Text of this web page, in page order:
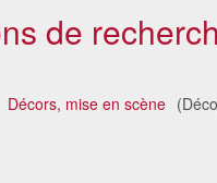
de
Décors, mise en scène
monte et